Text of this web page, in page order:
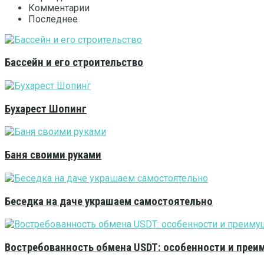
Комментарии
Последнее
Бассейн и его строительство
Бухарест Шопинг
Баня своими руками
Беседка на даче украшаем самостоятельно
Востребованность обмена USDT: особенности и